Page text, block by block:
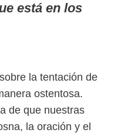
está en los
la tentación de
ostentosa.
de que nuestras
la oración y el